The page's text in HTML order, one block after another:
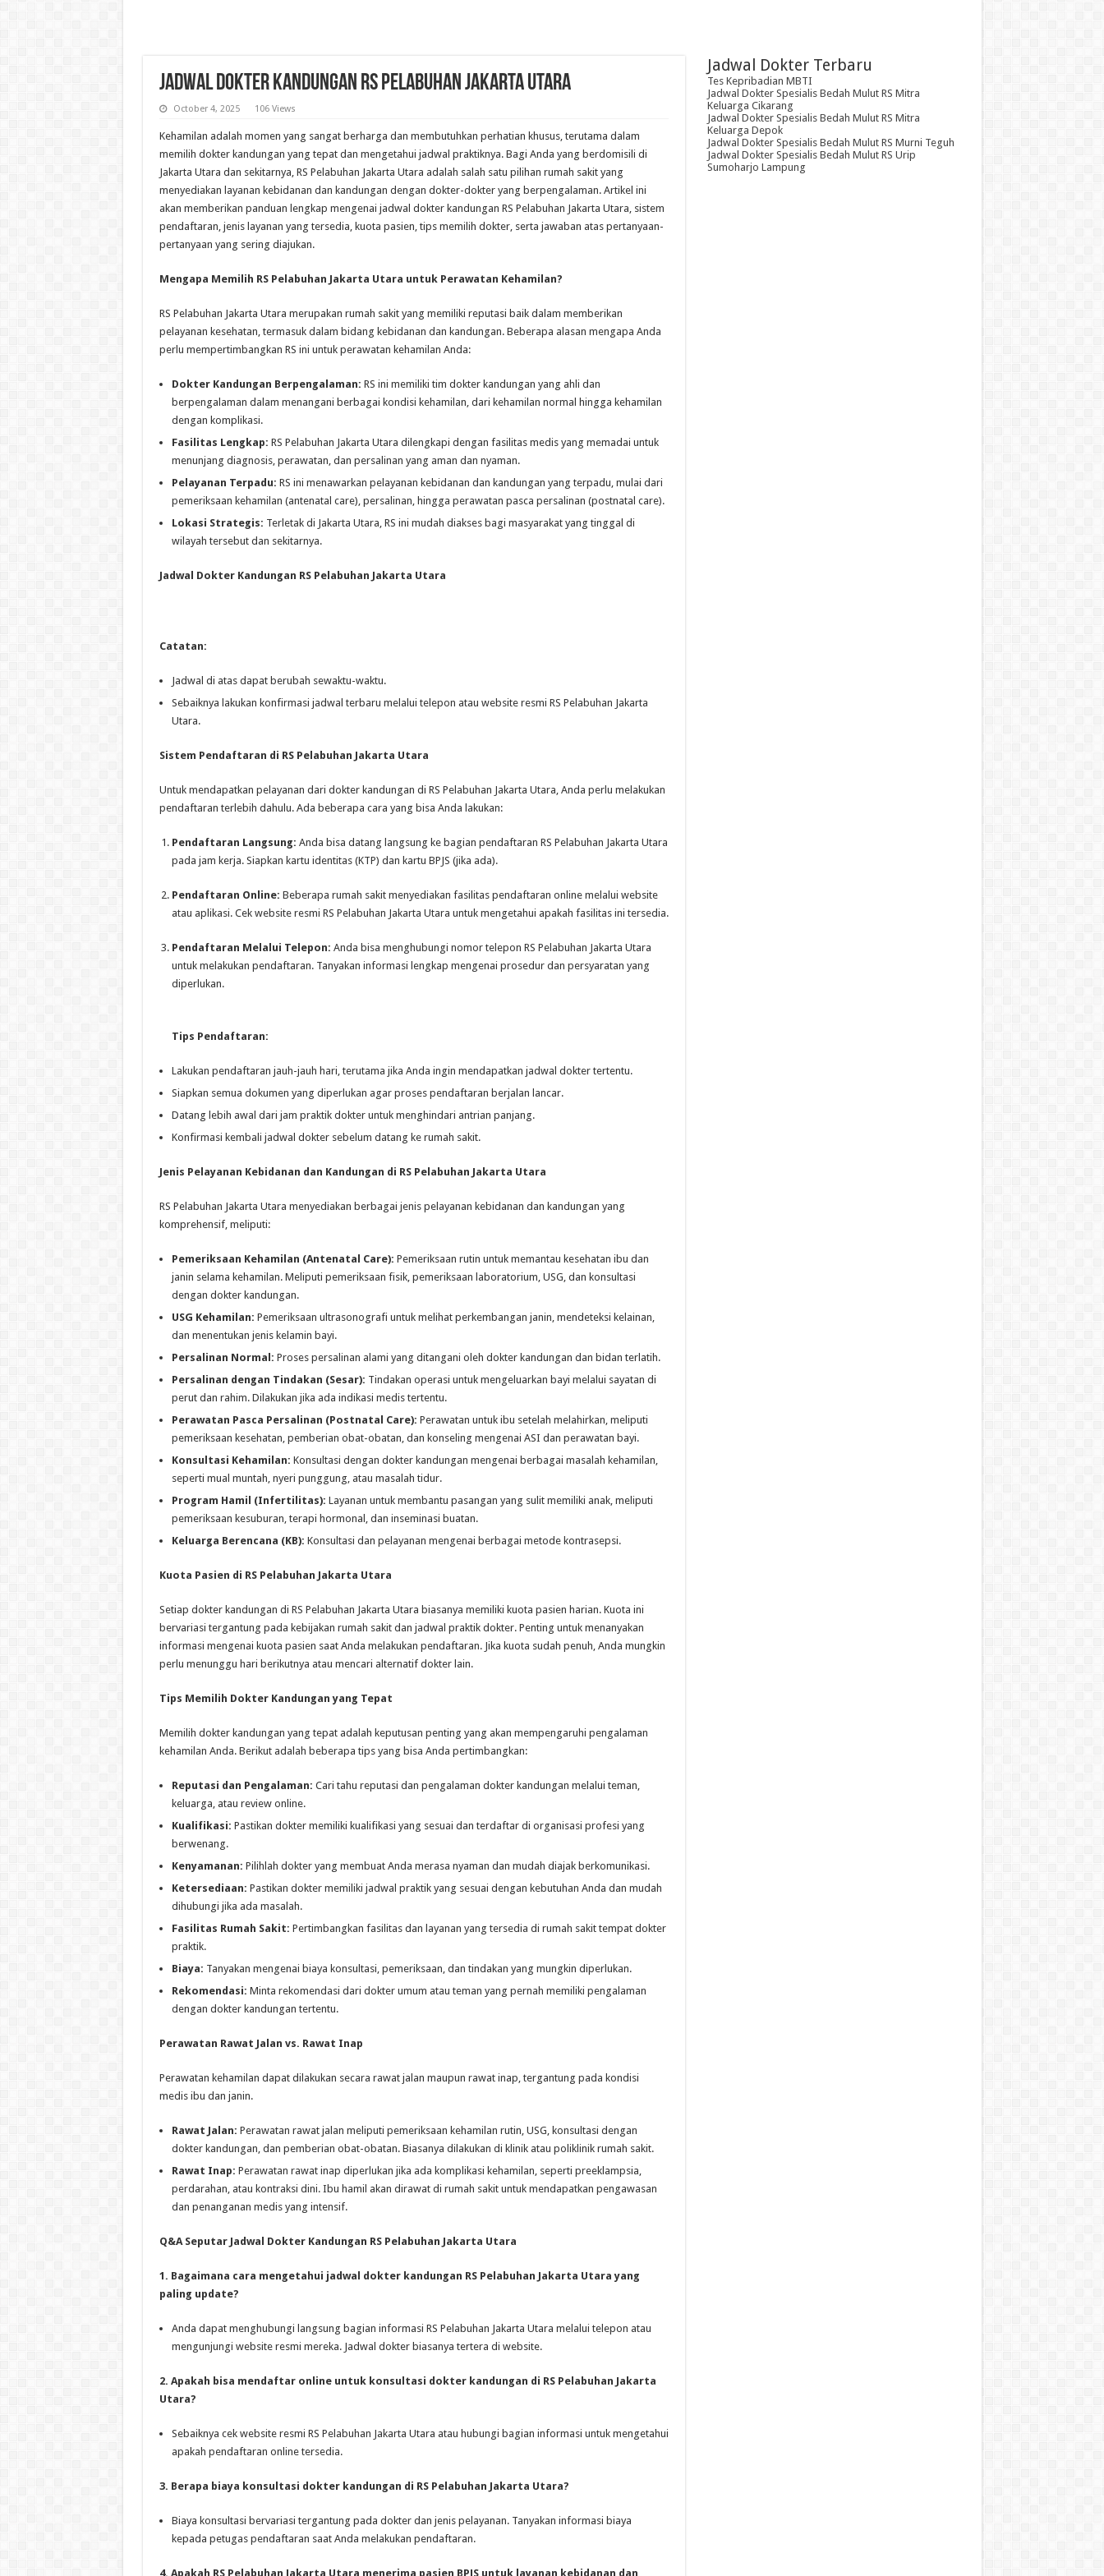
Jadwal Dokter Kandungan RS Pelabuhan Jakarta Utara
October 4, 2025 106 Views
Kehamilan adalah momen yang sangat berharga dan membutuhkan perhatian khusus, terutama dalam
memilih dokter kandungan yang tepat dan mengetahui jadwal praktiknya. Bagi Anda yang berdomisili di
Jakarta Utara dan sekitarnya, RS Pelabuhan Jakarta Utara adalah salah satu pilihan rumah sakit yang
menyediakan layanan kebidanan dan kandungan dengan dokter-dokter yang berpengalaman. Artikel ini
akan memberikan panduan lengkap mengenai jadwal dokter kandungan RS Pelabuhan Jakarta Utara, sistem
pendaftaran, jenis layanan yang tersedia, kuota pasien, tips memilih dokter, serta jawaban atas pertanyaan-
pertanyaan yang sering diajukan.
Mengapa Memilih RS Pelabuhan Jakarta Utara untuk Perawatan Kehamilan?
RS Pelabuhan Jakarta Utara merupakan rumah sakit yang memiliki reputasi baik dalam memberikan
pelayanan kesehatan, termasuk dalam bidang kebidanan dan kandungan. Beberapa alasan mengapa Anda
perlu mempertimbangkan RS ini untuk perawatan kehamilan Anda:
Dokter Kandungan Berpengalaman: RS ini memiliki tim dokter kandungan yang ahli dan
berpengalaman dalam menangani berbagai kondisi kehamilan, dari kehamilan normal hingga kehamilan
dengan komplikasi.
Fasilitas Lengkap: RS Pelabuhan Jakarta Utara dilengkapi dengan fasilitas medis yang memadai untuk
menunjang diagnosis, perawatan, dan persalinan yang aman dan nyaman.
Pelayanan Terpadu: RS ini menawarkan pelayanan kebidanan dan kandungan yang terpadu, mulai dari
pemeriksaan kehamilan (antenatal care), persalinan, hingga perawatan pasca persalinan (postnatal care).
Lokasi Strategis: Terletak di Jakarta Utara, RS ini mudah diakses bagi masyarakat yang tinggal di
wilayah tersebut dan sekitarnya.
Jadwal Dokter Kandungan RS Pelabuhan Jakarta Utara
Catatan:
Jadwal di atas dapat berubah sewaktu-waktu.
Sebaiknya lakukan konfirmasi jadwal terbaru melalui telepon atau website resmi RS Pelabuhan Jakarta
Utara.
Sistem Pendaftaran di RS Pelabuhan Jakarta Utara
Untuk mendapatkan pelayanan dari dokter kandungan di RS Pelabuhan Jakarta Utara, Anda perlu melakukan
pendaftaran terlebih dahulu. Ada beberapa cara yang bisa Anda lakukan:
Pendaftaran Langsung: Anda bisa datang langsung ke bagian pendaftaran RS Pelabuhan Jakarta Utara
pada jam kerja. Siapkan kartu identitas (KTP) dan kartu BPJS (jika ada).
Pendaftaran Online: Beberapa rumah sakit menyediakan fasilitas pendaftaran online melalui website
atau aplikasi. Cek website resmi RS Pelabuhan Jakarta Utara untuk mengetahui apakah fasilitas ini tersedia.
Pendaftaran Melalui Telepon: Anda bisa menghubungi nomor telepon RS Pelabuhan Jakarta Utara
untuk melakukan pendaftaran. Tanyakan informasi lengkap mengenai prosedur dan persyaratan yang
diperlukan.
Tips Pendaftaran:
Lakukan pendaftaran jauh-jauh hari, terutama jika Anda ingin mendapatkan jadwal dokter tertentu.
Siapkan semua dokumen yang diperlukan agar proses pendaftaran berjalan lancar.
Datang lebih awal dari jam praktik dokter untuk menghindari antrian panjang.
Konfirmasi kembali jadwal dokter sebelum datang ke rumah sakit.
Jenis Pelayanan Kebidanan dan Kandungan di RS Pelabuhan Jakarta Utara
RS Pelabuhan Jakarta Utara menyediakan berbagai jenis pelayanan kebidanan dan kandungan yang
komprehensif, meliputi:
Pemeriksaan Kehamilan (Antenatal Care): Pemeriksaan rutin untuk memantau kesehatan ibu dan
janin selama kehamilan. Meliputi pemeriksaan fisik, pemeriksaan laboratorium, USG, dan konsultasi
dengan dokter kandungan.
USG Kehamilan: Pemeriksaan ultrasonografi untuk melihat perkembangan janin, mendeteksi kelainan,
dan menentukan jenis kelamin bayi.
Persalinan Normal: Proses persalinan alami yang ditangani oleh dokter kandungan dan bidan terlatih.
Persalinan dengan Tindakan (Sesar): Tindakan operasi untuk mengeluarkan bayi melalui sayatan di
perut dan rahim. Dilakukan jika ada indikasi medis tertentu.
Perawatan Pasca Persalinan (Postnatal Care): Perawatan untuk ibu setelah melahirkan, meliputi
pemeriksaan kesehatan, pemberian obat-obatan, dan konseling mengenai ASI dan perawatan bayi.
Konsultasi Kehamilan: Konsultasi dengan dokter kandungan mengenai berbagai masalah kehamilan,
seperti mual muntah, nyeri punggung, atau masalah tidur.
Program Hamil (Infertilitas): Layanan untuk membantu pasangan yang sulit memiliki anak, meliputi
pemeriksaan kesuburan, terapi hormonal, dan inseminasi buatan.
Keluarga Berencana (KB): Konsultasi dan pelayanan mengenai berbagai metode kontrasepsi.
Kuota Pasien di RS Pelabuhan Jakarta Utara
Setiap dokter kandungan di RS Pelabuhan Jakarta Utara biasanya memiliki kuota pasien harian. Kuota ini
bervariasi tergantung pada kebijakan rumah sakit dan jadwal praktik dokter. Penting untuk menanyakan
informasi mengenai kuota pasien saat Anda melakukan pendaftaran. Jika kuota sudah penuh, Anda mungkin
perlu menunggu hari berikutnya atau mencari alternatif dokter lain.
Tips Memilih Dokter Kandungan yang Tepat
Memilih dokter kandungan yang tepat adalah keputusan penting yang akan mempengaruhi pengalaman
kehamilan Anda. Berikut adalah beberapa tips yang bisa Anda pertimbangkan:
Reputasi dan Pengalaman: Cari tahu reputasi dan pengalaman dokter kandungan melalui teman,
keluarga, atau review online.
Kualifikasi: Pastikan dokter memiliki kualifikasi yang sesuai dan terdaftar di organisasi profesi yang
berwenang.
Kenyamanan: Pilihlah dokter yang membuat Anda merasa nyaman dan mudah diajak berkomunikasi.
Ketersediaan: Pastikan dokter memiliki jadwal praktik yang sesuai dengan kebutuhan Anda dan mudah
dihubungi jika ada masalah.
Fasilitas Rumah Sakit: Pertimbangkan fasilitas dan layanan yang tersedia di rumah sakit tempat dokter
praktik.
Biaya: Tanyakan mengenai biaya konsultasi, pemeriksaan, dan tindakan yang mungkin diperlukan.
Rekomendasi: Minta rekomendasi dari dokter umum atau teman yang pernah memiliki pengalaman
dengan dokter kandungan tertentu.
Perawatan Rawat Jalan vs. Rawat Inap
Perawatan kehamilan dapat dilakukan secara rawat jalan maupun rawat inap, tergantung pada kondisi
medis ibu dan janin.
Rawat Jalan: Perawatan rawat jalan meliputi pemeriksaan kehamilan rutin, USG, konsultasi dengan
dokter kandungan, dan pemberian obat-obatan. Biasanya dilakukan di klinik atau poliklinik rumah sakit.
Rawat Inap: Perawatan rawat inap diperlukan jika ada komplikasi kehamilan, seperti preeklampsia,
perdarahan, atau kontraksi dini. Ibu hamil akan dirawat di rumah sakit untuk mendapatkan pengawasan
dan penanganan medis yang intensif.
Q&A Seputar Jadwal Dokter Kandungan RS Pelabuhan Jakarta Utara
1. Bagaimana cara mengetahui jadwal dokter kandungan RS Pelabuhan Jakarta Utara yang
paling update?
Anda dapat menghubungi langsung bagian informasi RS Pelabuhan Jakarta Utara melalui telepon atau
mengunjungi website resmi mereka. Jadwal dokter biasanya tertera di website.
2. Apakah bisa mendaftar online untuk konsultasi dokter kandungan di RS Pelabuhan Jakarta
Utara?
Sebaiknya cek website resmi RS Pelabuhan Jakarta Utara atau hubungi bagian informasi untuk mengetahui
apakah pendaftaran online tersedia.
3. Berapa biaya konsultasi dokter kandungan di RS Pelabuhan Jakarta Utara?
Biaya konsultasi bervariasi tergantung pada dokter dan jenis pelayanan. Tanyakan informasi biaya
kepada petugas pendaftaran saat Anda melakukan pendaftaran.
4. Apakah RS Pelabuhan Jakarta Utara menerima pasien BPJS untuk layanan kebidanan dan
Jadwal Dokter Terbaru
Tes Kepribadian MBTI
Jadwal Dokter Spesialis Bedah Mulut RS Mitra
Keluarga Cikarang
Jadwal Dokter Spesialis Bedah Mulut RS Mitra
Keluarga Depok
Jadwal Dokter Spesialis Bedah Mulut RS Murni Teguh
Jadwal Dokter Spesialis Bedah Mulut RS Urip
Sumoharjo Lampung